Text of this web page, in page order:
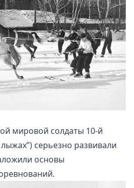
мировой солдаты 10-й
серьезно развивали
основы